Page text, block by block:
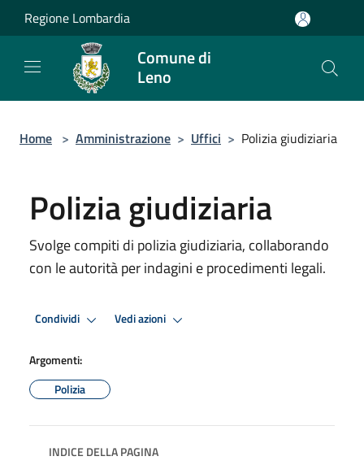
Salta al contenuto principale
Regione Lombardia
Comune di
Leno
Home > Amministrazione > Uffici > Polizia giudiziaria
Polizia giudiziaria
Svolge compiti di polizia giudiziaria, collaborando
con le autorità per indagini e procedimenti legali.
Condividi Vedi azioni
Argomenti:
Polizia
INDICE DELLA PAGINA